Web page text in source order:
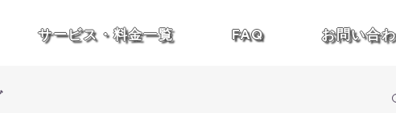
サービス・料金一覧 FAQ お問い合